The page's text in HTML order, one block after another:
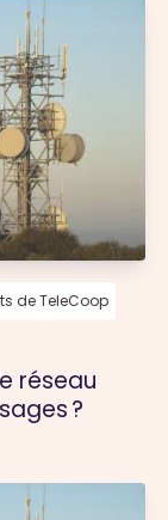
réseau
?
de TeleCoop